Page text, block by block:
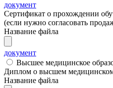
документ
Сертификат о прохождении
(если нужно согласовать
Название файла
документ
Высшее медицинское
Диплом о высшем
Название файла